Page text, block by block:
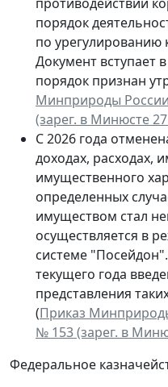
порядок
по урегулированию
Документ вступает
порядок признан
Минприроды
(зарег. в Минюсте
С 2026 года
доходах, расходах,
имущественного
определенных
имуществом стал
осуществляется в
системе
текущего года
представления
(Приказ
№ 153 (зарег. в
Федеральное